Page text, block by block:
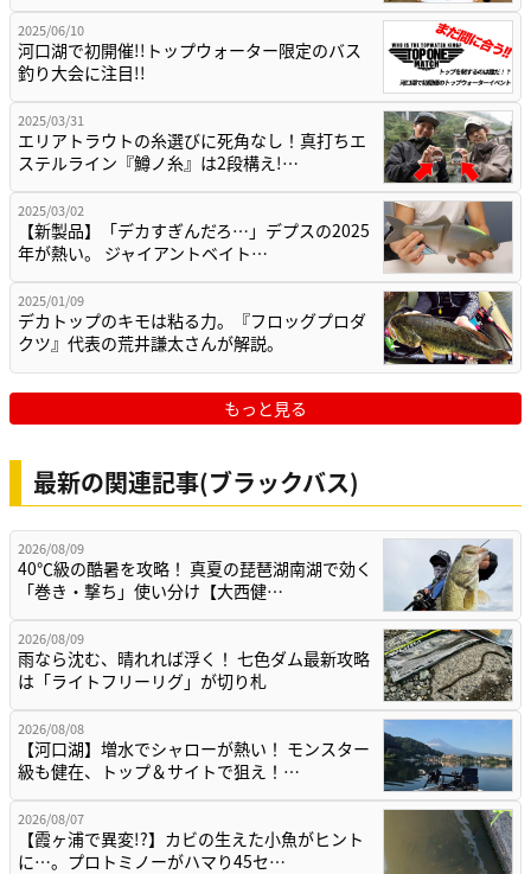
2025/06/10
河口湖で初開催!!トップウォーター限定のバス
釣り大会に注目!!
2025/03/31
エリアトラウトの糸選びに死角なし！真打ちエ
ステルライン『鱒ノ糸』は2段構え!…
2025/03/02
【新製品】「デカすぎんだろ…」デプスの2025
年が熱い。 ジャイアントベイト…
2025/01/09
デカトップのキモは粘る力。『フロッグプロダ
クツ』代表の荒井謙太さんが解説。
もっと見る
最新の関連記事(ブラックバス)
2026/08/09
40℃級の酷暑を攻略！ 真夏の琵琶湖南湖で効く
「巻き・撃ち」使い分け【大西健…
2026/08/09
雨なら沈む、晴れれば浮く！ 七色ダム最新攻略
は「ライトフリーリグ」が切り札
2026/08/08
【河口湖】増水でシャローが熱い！ モンスター
級も健在、トップ＆サイトで狙え！…
2026/08/07
【霞ヶ浦で異変!?】カビの生えた小魚がヒント
に…。プロトミノーがハマり45セ…